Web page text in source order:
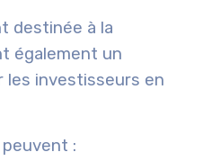
destinée à la
également un
les investisseurs en
peuvent :